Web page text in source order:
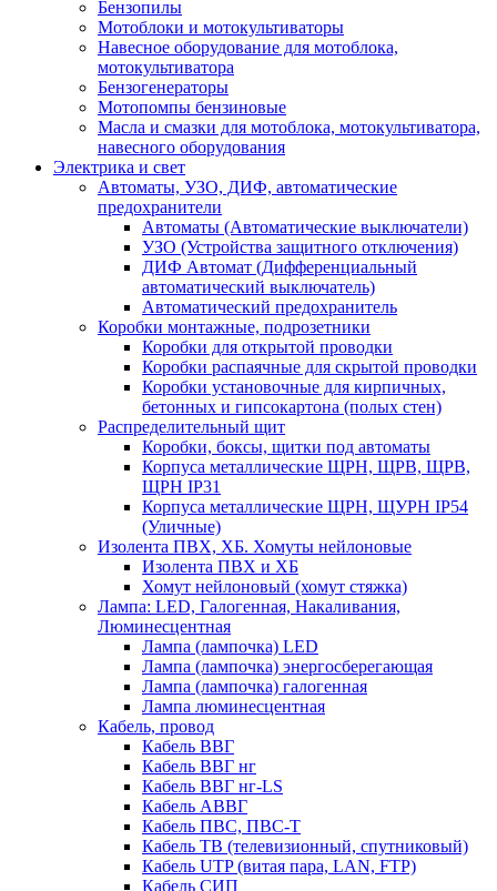
Бензопилы
Мотоблоки и мотокультиваторы
Навесное оборудование для мотоблока,
мотокультиватора
Бензогенераторы
Мотопомпы бензиновые
Масла и смазки для мотоблока, мотокультиватора,
навесного оборудования
Электрика и свет
Автоматы, УЗО, ДИФ, автоматические
предохранители
Автоматы (Автоматические выключатели)
УЗО (Устройства защитного отключения)
ДИФ Автомат (Дифференциальный
автоматический выключатель)
Автоматический предохранитель
Коробки монтажные, подрозетники
Коробки для открытой проводки
Коробки распаячные для скрытой проводки
Коробки установочные для кирпичных,
бетонных и гипсокартона (полых стен)
Распределительный щит
Коробки, боксы, щитки под автоматы
Корпуса металлические ЩРН, ЩРВ, ЩРВ,
ЩРН IP31
Корпуса металлические ЩРН, ЩУРН IP54
(Уличные)
Изолента ПВХ, ХБ. Хомуты нейлоновые
Изолента ПВХ и ХБ
Хомут нейлоновый (хомут стяжка)
Лампа: LED, Галогенная, Накаливания,
Люминесцентная
Лампа (лампочка) LED
Лампа (лампочка) энергосберегающая
Лампа (лампочка) галогенная
Лампа люминесцентная
Кабель, провод
Кабель ВВГ
Кабель ВВГ нг
Кабель ВВГ нг-LS
Кабель АВВГ
Кабель ПВС, ПВС-Т
Кабель ТВ (телевизионный, спутниковый)
Кабель UTP (витая пара, LAN, FTP)
Кабель СИП